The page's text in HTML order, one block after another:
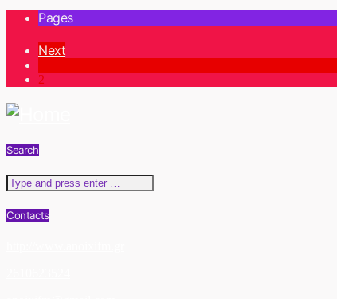
Pages
Next
2
Search
Contacts